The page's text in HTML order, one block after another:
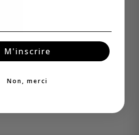
M'inscrire
Non, merci